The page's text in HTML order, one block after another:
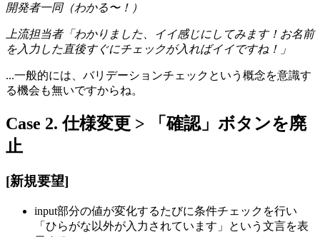
開発者一同（わかる〜！）
上流担当者「わかりました、イイ感じにしてみます！お名前
を入力した直後すぐにチェックが入ればイイですね！」
...一般的には、バリデーションチェックという概念を意識す
る機会も無いですからね。
Case 2. 仕様変更 > 「確認」ボタンを廃
止
[新規要望]
input部分の値が変化するたびに条件チェックを行い
「ひらがな以外が入力されています」という文言を表